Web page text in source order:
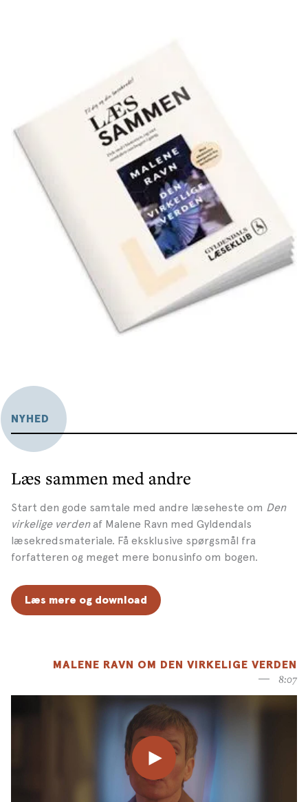
NYHED
Læs sammen med andre
Start den gode samtale med andre læseheste om Den
virkelige verdenaf Malene Ravn med Gyldendals
læsekredsmateriale. Få eksklusive spørgsmål fra
forfatteren og meget mere bonusinfo om bogen.
Læs mere og download
MALENE RAVN OM DEN VIRKELIGE VERDEN
8:07